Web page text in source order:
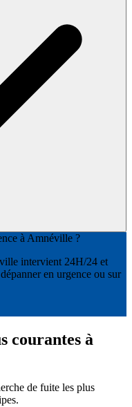
à Amnéville ?
intervient 24H/24 et
en urgence ou sur
courantes à
de fuite les plus